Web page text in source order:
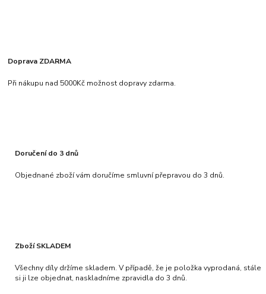
Doprava ZDARMA
Při nákupu nad 5000Kč možnost dopravy zdarma.
Doručení do 3 dnů
Objednané zboží vám doručíme smluvní přepravou do 3 dnů.
Zboží SKLADEM
Všechny díly držíme skladem. V případě, že je položka vyprodaná, stále
si ji lze objednat, naskladníme zpravidla do 3 dnů.